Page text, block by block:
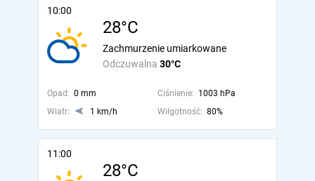
10:00
28°C
Odczuwalna 30°C
Zachmurzenie umiarkowane
Opad: 0 mm Ciśnienie: 1003 hPa
Wiatr:
1 km/h Wilgotność: 80%
11:00
28°C